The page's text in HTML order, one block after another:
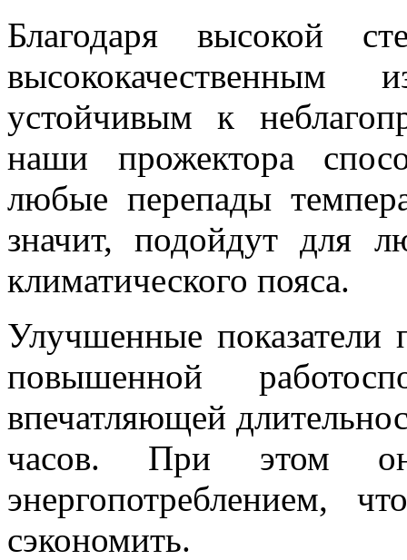
Благодаря высокой
высококачественным
устойчивым к
наши прожектора
любые перепады
значит, подойдут для
климатического пояса.
Улучшенные показатели
повышенной
впечатляющей
часов. При этом
энергопотреблением,
сэкономить.